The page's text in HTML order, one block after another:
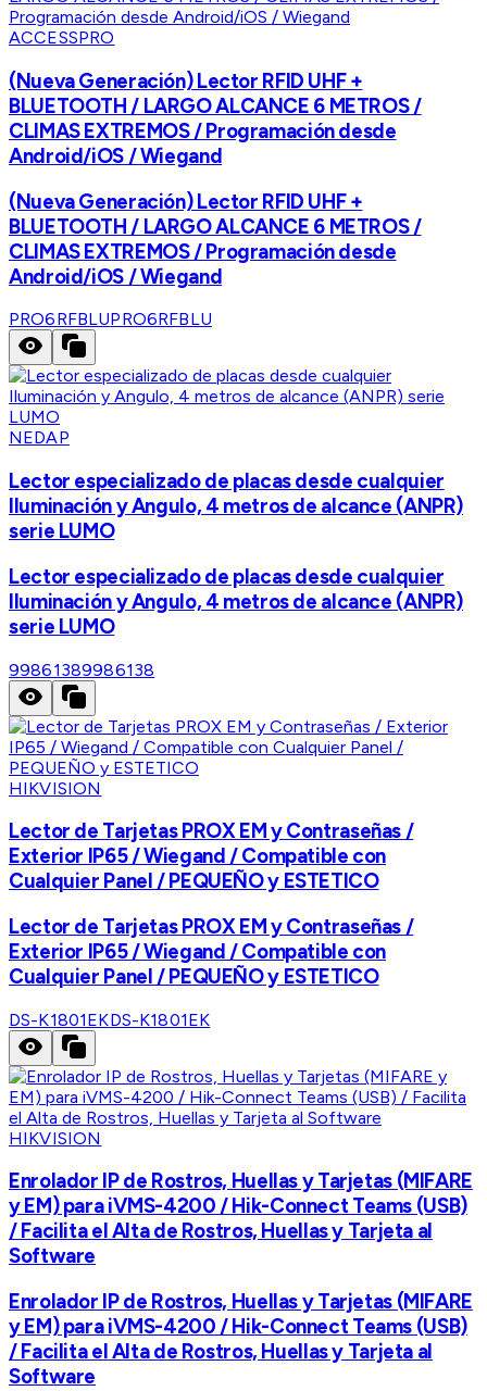
ACCESSPRO
(Nueva Generación) Lector RFID UHF +
BLUETOOTH / LARGO ALCANCE 6 METROS /
CLIMAS EXTREMOS / Programación desde
Android/iOS / Wiegand
(Nueva Generación) Lector RFID UHF +
BLUETOOTH / LARGO ALCANCE 6 METROS /
CLIMAS EXTREMOS / Programación desde
Android/iOS / Wiegand
PRO6RFBLUPRO6RFBLU
NEDAP
Lector especializado de placas desde cualquier
Iluminación y Angulo, 4 metros de alcance (ANPR)
serie LUMO
Lector especializado de placas desde cualquier
Iluminación y Angulo, 4 metros de alcance (ANPR)
serie LUMO
99861389986138
HIKVISION
Lector de Tarjetas PROX EM y Contraseñas /
Exterior IP65 / Wiegand / Compatible con
Cualquier Panel / PEQUEÑO y ESTETICO
Lector de Tarjetas PROX EM y Contraseñas /
Exterior IP65 / Wiegand / Compatible con
Cualquier Panel / PEQUEÑO y ESTETICO
DS-K1801EKDS-K1801EK
HIKVISION
Enrolador IP de Rostros, Huellas y Tarjetas (MIFARE
y EM) para iVMS-4200 / Hik-Connect Teams (USB)
/ Facilita el Alta de Rostros, Huellas y Tarjeta al
Software
Enrolador IP de Rostros, Huellas y Tarjetas (MIFARE
y EM) para iVMS-4200 / Hik-Connect Teams (USB)
/ Facilita el Alta de Rostros, Huellas y Tarjeta al
Software